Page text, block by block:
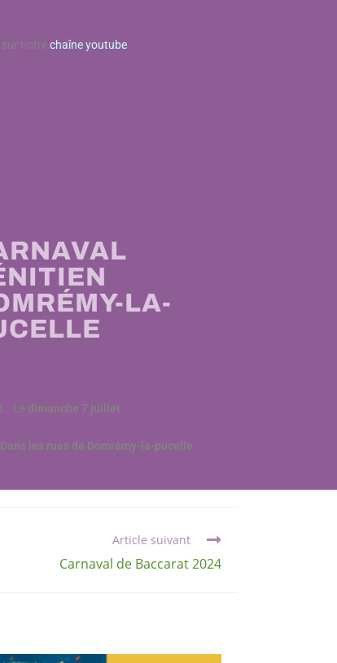
sur notrechaîne youtube
LA-
: Ledimanche 7 juillet
Dans les rues de Domrémy-la-pucelle
Article suivant
Carnaval de Baccarat 2024